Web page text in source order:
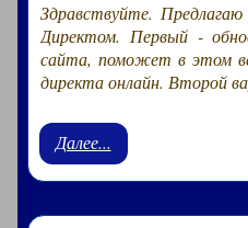
Здравствуйте.
Директом. Первый -
сайта, поможет в этом
директа онлайн. Второй
Далее...